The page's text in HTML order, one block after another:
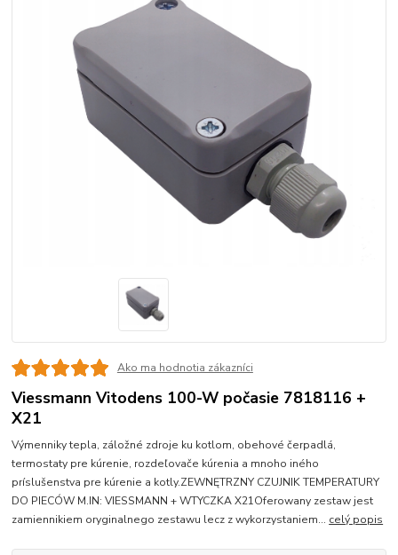
Ako ma hodnotia zákazníci
Viessmann Vitodens 100-W počasie 7818116 +
X21
Výmenniky tepla, záložné zdroje ku kotlom, obehové čerpadlá,
termostaty pre kúrenie, rozdeľovače kúrenia a mnoho iného
príslušenstva pre kúrenie a kotly.ZEWNĘTRZNY CZUJNIK TEMPERATURY
DO PIECÓW M.IN: VIESSMANN + WTYCZKA X21Oferowany zestaw jest
zamiennikiem oryginalnego zestawu lecz z wykorzystaniem... celý popis